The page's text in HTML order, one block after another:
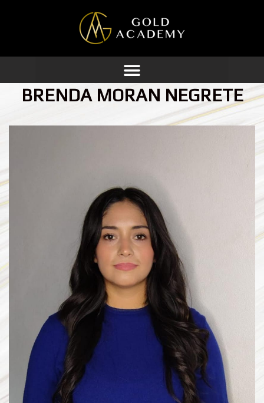
contenido
BRENDA MORAN NEGRETE